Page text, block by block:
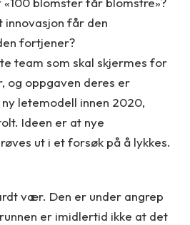
innovasjon får den
fortjener?
team som skal skjermes for
og oppgaven deres er
letemodell innen 2020,
Ideen er at nye
ut i et forsøk på å lykkes.
vær. Den er under angrep
er imidlertid ikke at det